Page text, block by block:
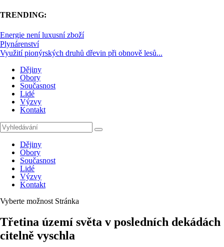
TRENDING:
Energie není luxusní zboží
Plynárenství
Využití pionýrských druhů dřevin při obnově lesů...
Dějiny
Obory
Současnost
Lidé
Výzvy
Kontakt
Dějiny
Obory
Současnost
Lidé
Výzvy
Kontakt
Vyberte možnost Stránka
Třetina území světa v posledních dekádách
citelně vyschla